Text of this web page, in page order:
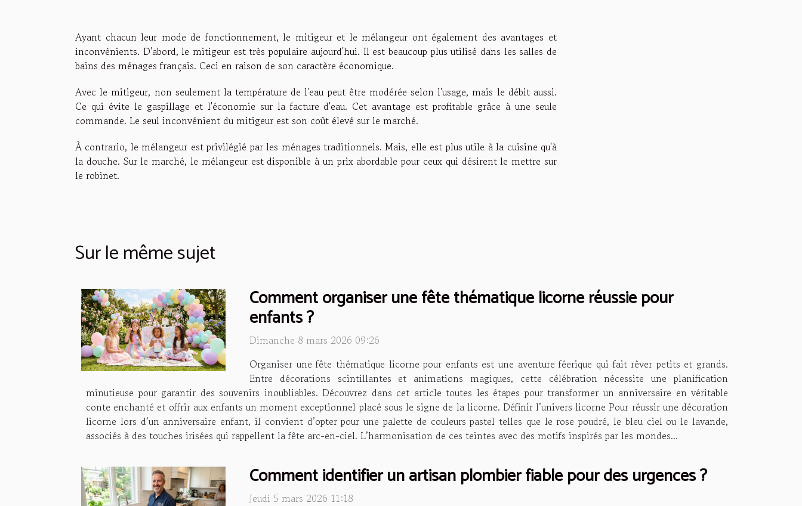
Ayant chacun leur mode de fonctionnement, le mitigeur et le mélangeur ont également des avantages et
inconvénients. D'abord, le mitigeur est très populaire aujourd'hui. Il est beaucoup plus utilisé dans les salles de
bains des ménages français. Ceci en raison de son caractère économique.
Avec le mitigeur, non seulement la température de l'eau peut être modérée selon l'usage, mais le débit aussi.
Ce qui évite le gaspillage et l'économie sur la facture d'eau. Cet avantage est profitable grâce à une seule
commande. Le seul inconvénient du mitigeur est son coût élevé sur le marché.
À contrario, le mélangeur est privilégié par les ménages traditionnels. Mais, elle est plus utile à la cuisine qu'à
la douche. Sur le marché, le mélangeur est disponible à un prix abordable pour ceux qui désirent le mettre sur
le robinet.
Sur le même sujet
Comment organiser une fête thématique licorne réussie pour
enfants ?
Dimanche 8 mars 2026 09:26
Organiser une fête thématique licorne pour enfants est une aventure féerique qui fait rêver petits et grands.
Entre décorations scintillantes et animations magiques, cette célébration nécessite une planification
minutieuse pour garantir des souvenirs inoubliables. Découvrez dans cet article toutes les étapes pour transformer un anniversaire en véritable
conte enchanté et offrir aux enfants un moment exceptionnel placé sous le signe de la licorne. Définir l’univers licorne Pour réussir une décoration
licorne lors d’un anniversaire enfant, il convient d’opter pour une palette de couleurs pastel telles que le rose poudré, le bleu ciel ou le lavande,
associés à des touches irisées qui rappellent la fête arc-en-ciel. L’harmonisation de ces teintes avec des motifs inspirés par les mondes...
Comment identifier un artisan plombier fiable pour des urgences ?
Jeudi 5 mars 2026 11:18